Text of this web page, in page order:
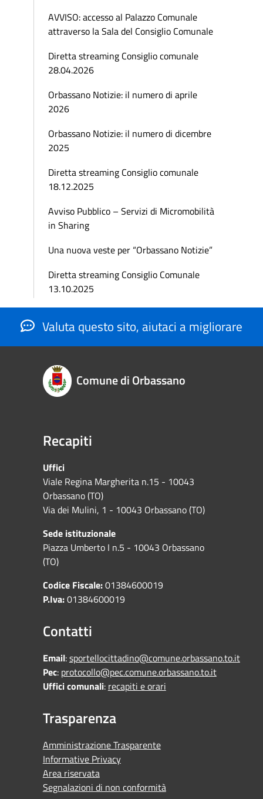
AVVISO: accesso al Palazzo Comunale
attraverso la Sala del Consiglio Comunale
Diretta streaming Consiglio comunale
28.04.2026
Orbassano Notizie: il numero di aprile
2026
Orbassano Notizie: il numero di dicembre
2025
Diretta streaming Consiglio comunale
18.12.2025
Avviso Pubblico – Servizi di Micromobilità
in Sharing
Una nuova veste per “Orbassano Notizie”
Diretta streaming Consiglio Comunale
13.10.2025
Valuta questo sito, aiutaci a migliorare
Comune di Orbassano
Recapiti
Uffici
Viale Regina Margherita n.15 - 10043
Orbassano (TO)
Via dei Mulini, 1 - 10043 Orbassano (TO)
Sede istituzionale
Piazza Umberto I n.5 - 10043 Orbassano
(TO)
Codice Fiscale:01384600019
P.Iva:01384600019
Contatti
Email:sportellocittadino@comune.orbassano.to.it
Pec: protocollo@pec.comune.orbassano.to.it
Uffici comunali: recapiti e orari
Trasparenza
Amministrazione Trasparente
Informative Privacy
Area riservata
Segnalazioni di non conformità